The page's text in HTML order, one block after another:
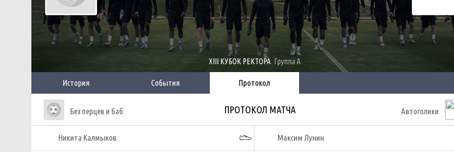
XIII КУБОК РЕКТОРА Группа А
История События Протокол
ПРОТОКОЛ МАТЧА
Без перцев и баб
Никита Калмыков
Автоголики
Максим Лунин